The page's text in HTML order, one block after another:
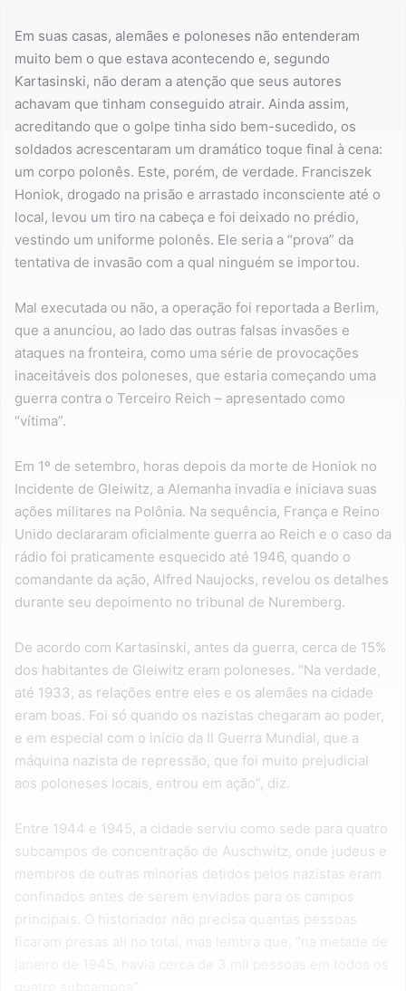
Em suas casas, alemães e poloneses não entenderam
muito bem o que estava acontecendo e, segundo
Kartasinski, não deram a atenção que seus autores
achavam que tinham conseguido atrair. Ainda assim,
acreditando que o golpe tinha sido bem-sucedido, os
soldados acrescentaram um dramático toque final à cena:
um corpo polonês. Este, porém, de verdade. Franciszek
Honiok, drogado na prisão e arrastado inconsciente até o
local, levou um tiro na cabeça e foi deixado no prédio,
vestindo um uniforme polonês. Ele seria a “prova” da
tentativa de invasão com a qual ninguém se importou.
Mal executada ou não, a operação foi reportada a Berlim,
que a anunciou, ao lado das outras falsas invasões e
ataques na fronteira, como uma série de provocações
inaceitáveis dos poloneses, que estaria começando uma
guerra contra o Terceiro Reich – apresentado como
“vítima”.
Em 1º de setembro, horas depois da morte de Honiok no
Incidente de Gleiwitz, a Alemanha invadia e iniciava suas
ações militares na Polônia. Na sequência, França e Reino
Unido declararam oficialmente guerra ao Reich e o caso da
rádio foi praticamente esquecido até 1946, quando o
comandante da ação, Alfred Naujocks, revelou os detalhes
durante seu depoimento no tribunal de Nuremberg.
De acordo com Kartasinski, antes da guerra, cerca de 15%
dos habitantes de Gleiwitz eram poloneses. “Na verdade,
até 1933, as relações entre eles e os alemães na cidade
eram boas. Foi só quando os nazistas chegaram ao poder,
e em especial com o início da II Guerra Mundial, que a
máquina nazista de repressão, que foi muito prejudicial
aos poloneses locais, entrou em ação”, diz.
Entre 1944 e 1945, a cidade serviu como sede para quatro
subcampos de concentração de Auschwitz, onde judeus e
membros de outras minorias detidos pelos nazistas eram
confinados antes de serem enviados para os campos
principais. O historiador não precisa quantas pessoas